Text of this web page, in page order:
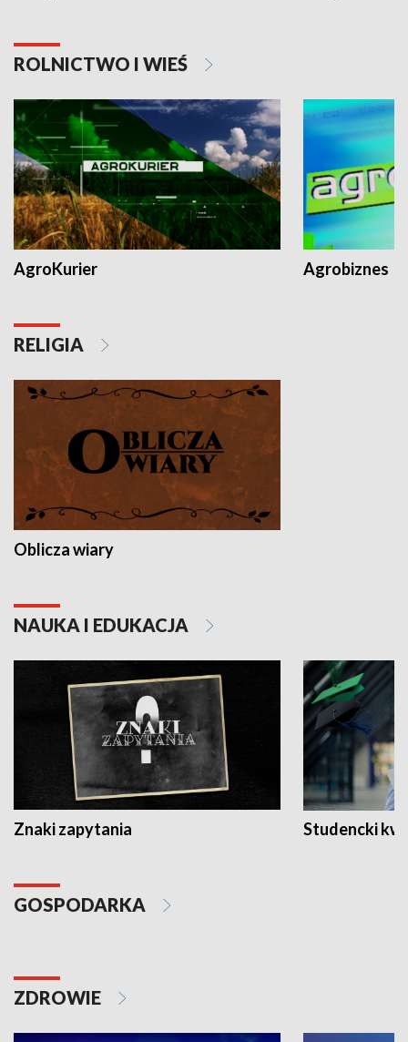
ROLNICTWO I WIEŚ
AgroKurier Agrobiznes
RELIGIA
Oblicza wiary
NAUKA I EDUKACJA
Znaki zapytania Studencki
GOSPODARKA
ZDROWIE